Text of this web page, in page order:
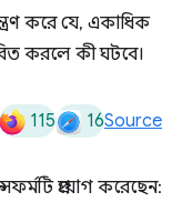
করে যে, একাধিক
করলে কী ঘটবে।
115 16Source
প্রয়োগ করেছেন: